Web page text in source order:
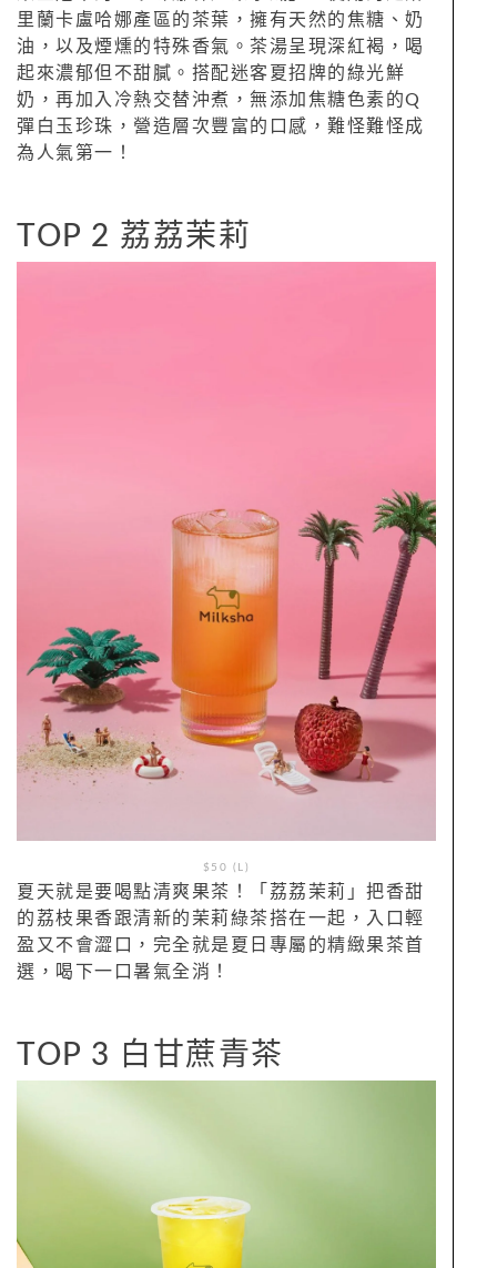
里蘭卡盧哈娜產區的茶葉，擁有天然的焦糖、奶
油，以及煙燻的特殊香氣。茶湯呈現深紅褐，喝
起來濃郁但不甜膩。搭配迷客夏招牌的綠光鮮
奶，再加入冷熱交替沖煮，無添加焦糖色素的Q
彈白玉珍珠，營造層次豐富的口感，難怪難怪成
為人氣第一！
TOP 2 荔荔茉莉
$50 (L)
夏天就是要喝點清爽果茶！「荔荔茉莉」把香甜
的荔枝果香跟清新的茉莉綠茶搭在一起，入口輕
盈又不會澀口，完全就是夏日專屬的精緻果茶首
選，喝下一口暑氣全消！
TOP 3 白甘蔗青茶